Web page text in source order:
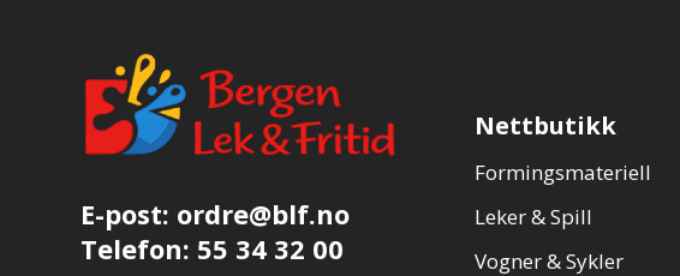
E-post: ordre@blf.no
Telefon: 55 34 32 00
Nettbutikk
Formingsmateriell
Leker & Spill
Vogner & Sykler